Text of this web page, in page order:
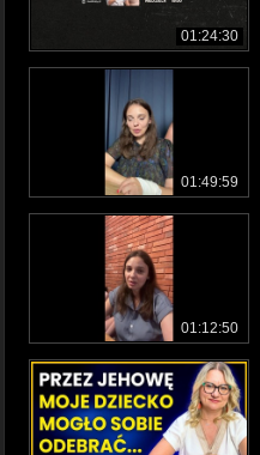
01:24:30
01:49:59
01:12:50